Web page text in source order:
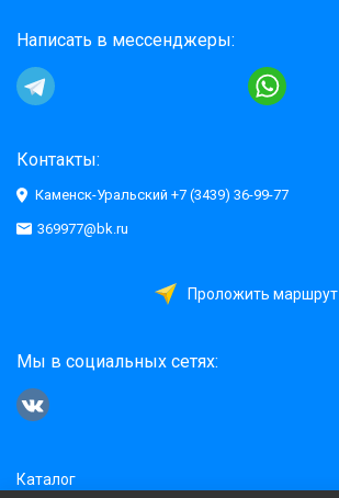
Написать в мессенджеры:
Контакты:
Каменск-Уральский +7 (3439) 36-99-77
369977@bk.ru
Проложить маршрут
Мы в социальных сетях:
Каталог